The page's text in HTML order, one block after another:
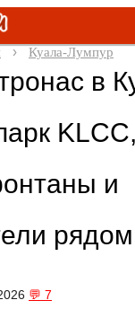
Куала-Лумпур
в
KLCC,
и
рядом
💬 7